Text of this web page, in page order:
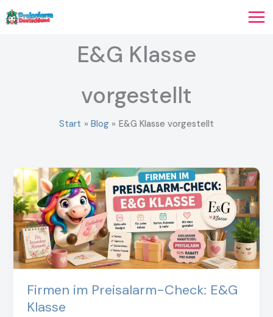
Zum
Inhalt
E&G Klasse
vorgestellt
Start Blog E&G Klasse vorgestellt
Firmen im Preisalarm-Check: E&G
Klasse